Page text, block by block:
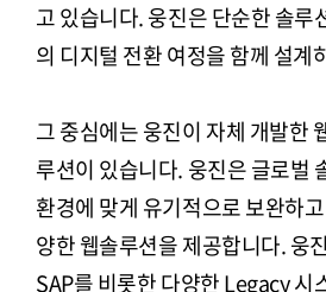
고 있습니다. 웅진은 단순한 솔루
의 디지털 전환 여정을 함께 설계
그 중심에는 웅진이 자체 개발한
루션이 있습니다. 웅진은 글로벌
환경에 맞게 유기적으로 보완하
양한 웹솔루션을 제공합니다. 웅
SAP를 비롯한 다양한 Legacy 시